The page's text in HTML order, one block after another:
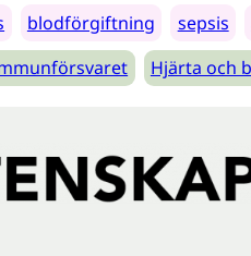
blodförgiftning sepsis
Hjärta och